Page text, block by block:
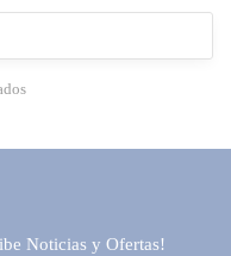
Noticias y Ofertas!